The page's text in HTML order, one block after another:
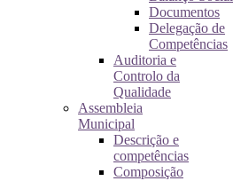
Documentos
Delegação de
Competências
Auditoria e
Controlo da
Qualidade
Assembleia
Municipal
Descrição e
competências
Composição